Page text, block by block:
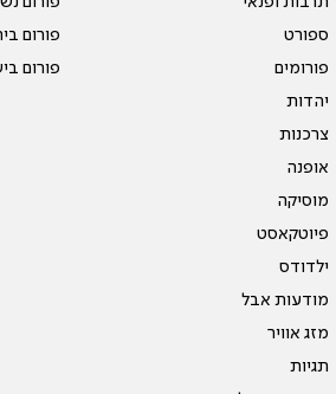
ספורט
פורומים
יהדות
צרכנות
אופנה
מוסיקה
פיוטקאסט
ילדודס
מודעות אבל
מזג אוויר
תגיות
פורום
פורום